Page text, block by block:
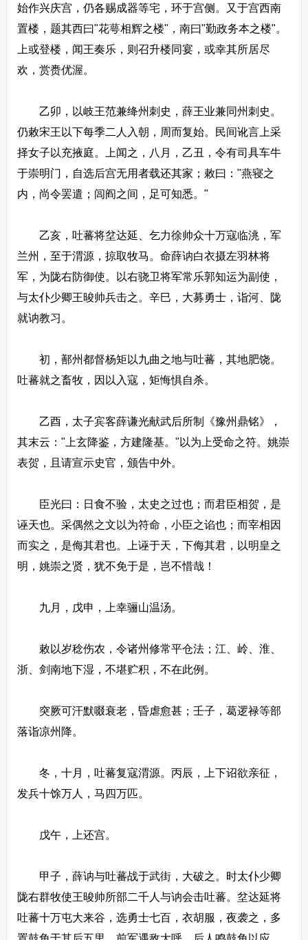
始作兴庆宫，仍各赐成器等宅，环于宫侧。又于宫西南
置楼，题其西曰"花萼相辉之楼"，南曰"勤政务本之楼"。
上或登楼，闻王奏乐，则召升楼同宴，或幸其所居尽
欢，赏赉优渥。
乙卯，以岐王范兼绛州刺史，薛王业兼同州刺史。
仍敕宋王以下每季二人入朝，周而复始。民间讹言上采
择女子以充掖庭。上闻之，八月，乙丑，令有司具车牛
于崇明门，自选后宫无用者载还其家；敕曰："燕寝之
内，尚令罢遣；闾阎之间，足可知悉。"
乙亥，吐蕃将坌达延、乞力徐帅众十万寇临洮，军
兰州，至于渭源，掠取牧马。命薛讷白衣摄左羽林将
军，为陇右防御使。以右骁卫将军常乐郭知运为副使，
与太仆少卿王晙帅兵击之。辛巳，大募勇士，诣河、陇
就讷教习。
初，鄯州都督杨矩以九曲之地与吐蕃，其地肥饶。
吐蕃就之畜牧，因以入寇，矩悔惧自杀。
乙酉，太子宾客薛谦光献武后所制《豫州鼎铭》，
其末云："上玄降鉴，方建隆基。"以为上受命之符。姚崇
表贺，且请宣示史官，颁告中外。
臣光曰：日食不验，太史之过也；而君臣相贺，是
诬天也。采偶然之文以为符命，小臣之谄也；而宰相因
而实之，是侮其君也。上诬于天，下侮其君，以明皇之
明，姚崇之贤，犹不免于是，岂不惜哉！
九月，戊申，上幸骊山温汤。
敕以岁稔伤农，令诸州修常平仓法；江、岭、淮、
浙、剑南地下湿，不堪贮积，不在此例。
突厥可汗默啜衰老，昏虐愈甚；壬子，葛逻禄等部
落诣凉州降。
冬，十月，吐蕃复寇渭源。丙辰，上下诏欲亲征，
发兵十馀万人，马四万匹。
戊午，上还宫。
甲子，薛讷与吐蕃战于武街，大破之。时太仆少卿
陇右群牧使王晙帅所部二千人与讷会击吐蕃。坌达延将
吐蕃十万屯大来谷，选勇士七百，衣胡服，夜袭之，多